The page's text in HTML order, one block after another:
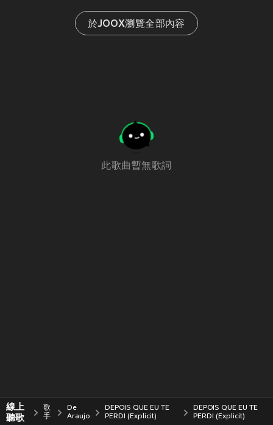
於JOOX瀏覽全部內容
此歌曲暫無歌詞
線上
聽歌
歌
手
De
Araujo
DEPOIS QUE EU TE
PERDI (Explicit)
DEPOIS QUE EU TE
PERDI (Explicit)